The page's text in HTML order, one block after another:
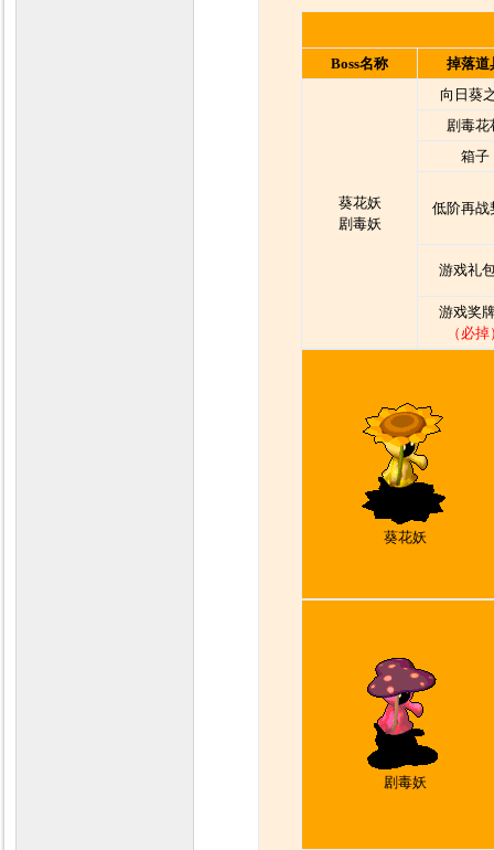
Boss名称 掉落道
葵花妖
剧毒妖
向日葵
剧毒花
箱子
低阶再战
游戏礼
游戏奖
（必
葵花妖
剧毒妖